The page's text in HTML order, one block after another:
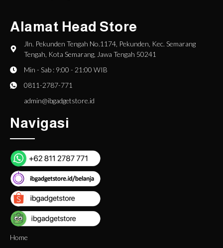
Alamat Head Store
Jln. Pekunden Tengah No.1174, Pekunden, Kec. Semarang
Tengah, Kota Semarang, Jawa Tengah 50241
Min - Sab : 9:00 - 21:00 WIB
0811-2787-771
admin@ibgadgetstore.id
Navigasi
Home